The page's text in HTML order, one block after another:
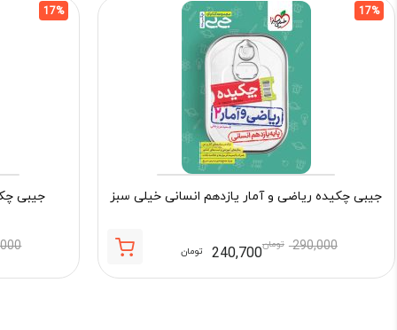
17%
جیبی چکیده ریاضی و آمار یازدهم انسانی خیلی سبز
290,000 تومان240,700 تومان
17%
جیبی